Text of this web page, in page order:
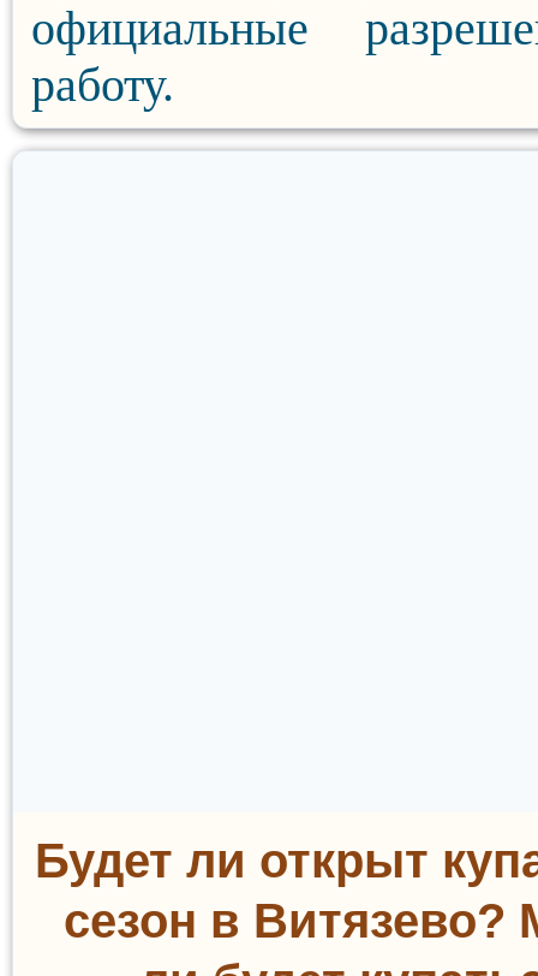
официальные
работу.
Будет ли открыт
сезон в Витязево?